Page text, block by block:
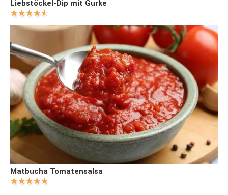
Liebstöckel-Dip mit Gurke
Matbucha Tomatensalsa